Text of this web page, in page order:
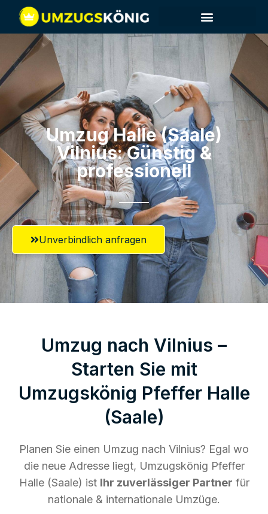
Umzug Halle (Saale)​
Vilnius: Günstig &
professionell​
Unverbindlich anfragen
Umzug nach Vilnius –
Starten Sie mit
Umzugskönig Pfeffer Halle
(Saale)
Planen Sie einen Umzug nach Vilnius? Egal wo
die neue Adresse liegt, Umzugskönig Pfeffer
Halle (Saale) ist Ihr zuverlässiger Partner für
nationale & internationale Umzüge.